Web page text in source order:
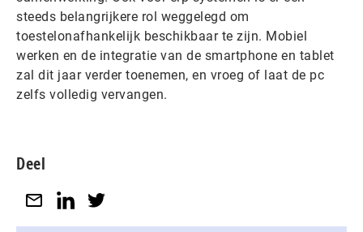
steeds belangrijkere rol weggelegd om
toestelonafhankelijk beschikbaar te zijn. Mobiel
werken en de integratie van de smartphone en tablet
zal dit jaar verder toenemen, en vroeg of laat de pc
zelfs volledig vervangen.
Deel